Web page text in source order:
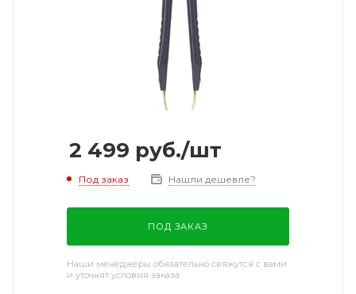
2 499 руб./шт
Под заказ Нашли дешевле?
ПОД ЗАКАЗ
Наши менеджеры обязательно свяжутся с вами
и уточнят условия заказа